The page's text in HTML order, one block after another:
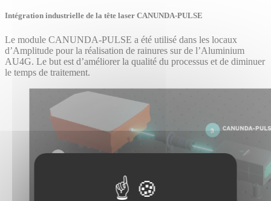
Intégration industrielle de la tête laser CANUNDA-PULSE
Le module CANUNDA-PULSE a été utilisé dans les locaux
d’Amplitude pour la réalisation de rainures sur de l’Aluminium
AU4G. Le but est d’améliorer la qualité du processus et de diminuer
le temps de traitement.